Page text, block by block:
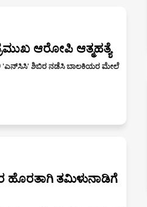
ಆರೋಪಿ ಆತ್ಮಹತ್ಯೆ
'ಎನ್‌ಸಿಸಿ' ಶಿಬಿರ ನಡೆಸಿ ಬಾಲಕಿಯರ ಮೇಲೆ
ಹೊರತಾಗಿ ತಮಿಳುನಾಡಿಗೆ